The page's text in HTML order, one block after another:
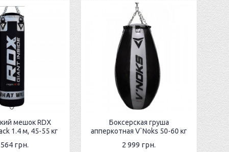
мешок RDX
1.4 м, 45-55 кг
грн.
Боксерская груша
апперкотная V`Noks 50-60 кг
2 999 грн.